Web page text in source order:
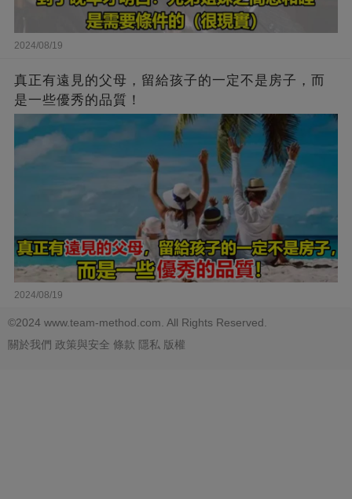
2024/08/19
真正有遠見的父母，留給孩子的一定不是房子，而
是一些優秀的品質！
2024/08/19
©2024 www.team-method.com. All Rights Reserved.
關於我們 政策與安全 條款 隱私 版權